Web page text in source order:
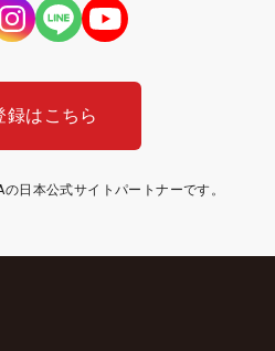
録はこちら
日本公式サイトパートナーです。